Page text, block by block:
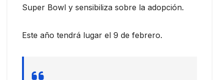
Super Bowl y sensibiliza sobre la adopción.
Este año tendrá lugar el 9 de febrero.